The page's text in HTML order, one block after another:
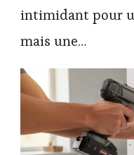
intimidant pour
mais une…